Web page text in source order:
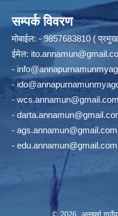
सम्पर्क विवरण
मोबाईल: - 9857683810 (
ईमेल:
-
-
- wcs.annamun@gmail.com
-
- ags.annamun@gmail.com
- edu.annamun@gmail.com